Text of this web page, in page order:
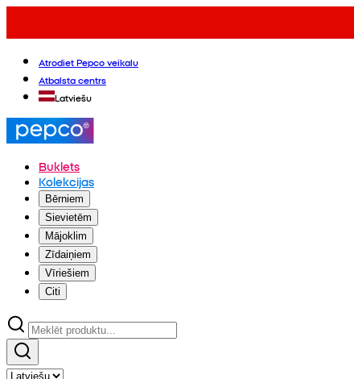
Atrodiet Pepco veikalu
Atbalsta centrs
Latviešu
Buklets
Kolekcijas
Bērniem
Sievietēm
Mājoklim
Zīdaiņiem
Vīriešiem
Citi